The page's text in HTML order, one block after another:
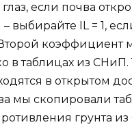
если почва
выбирайте IL = 1,
Второй коэффициент
в таблицах из СНиП.
в открытом
мы скопировали
грунта из